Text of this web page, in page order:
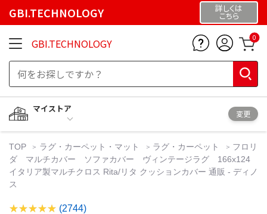
GBI.TECHNOLOGY 詳しくは
こちら
GBI.TECHNOLOGY 0
マイストア
変更
TOP ラグ・カーペット・マット ラグ・カーペット
フロリ
ダ マルチカバー ソファカバー ヴィンテージラグ 166x124
イタリア製マルチクロス Rita/リタ クッションカバー 通販 - ディノ
ス
(2744)